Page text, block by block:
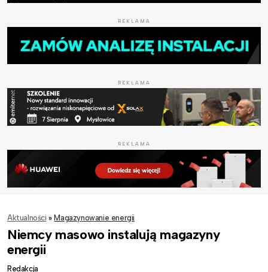
REKLAMA
REKLAMA
REKLAMA
Aktualności » Magazynowanie energii
Niemcy masowo instalują magazyny
energii
Redakcja